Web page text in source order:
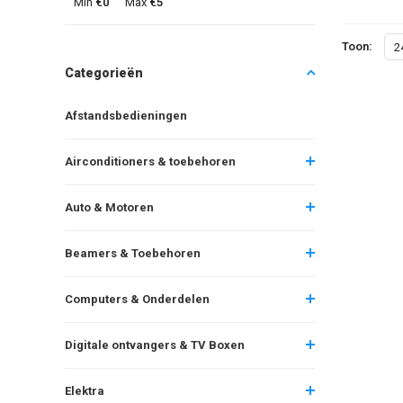
Categorieën
Afstandsbedieningen
Airconditioners & toebehoren
Auto & Motoren
Beamers & Toebehoren
Computers & Onderdelen
Digitale ontvangers & TV Boxen
Elektra
Toon: